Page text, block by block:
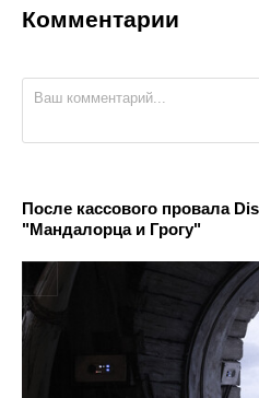
Комментарии
После кассового провала
"Мандалорца и Грогу"